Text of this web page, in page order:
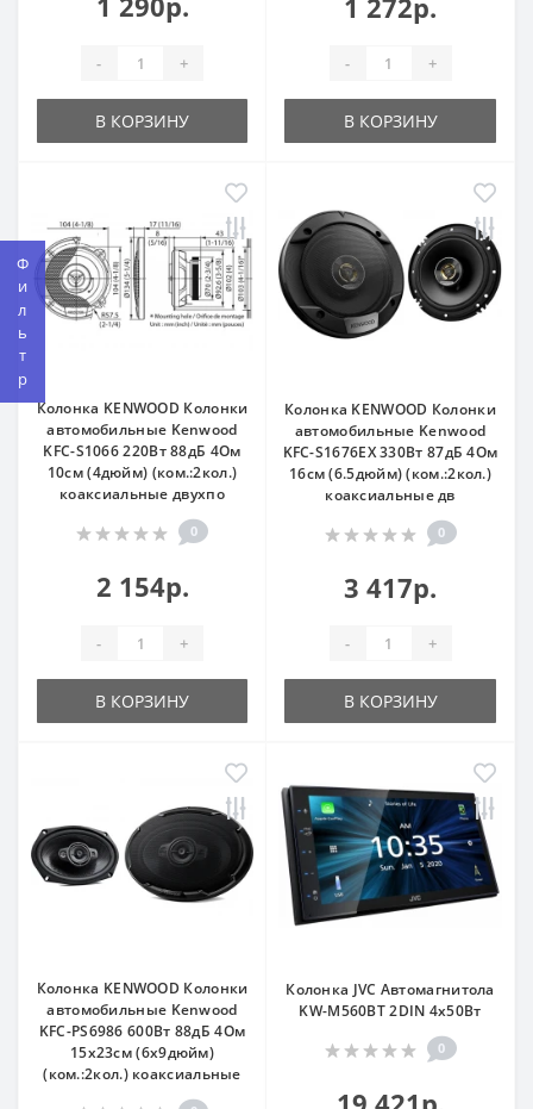
Фильтр
- +
В КОРЗИНУ
1 272р.
- +
В КОРЗИНУ
Колонка KENWOOD Колонки
автомобильные Kenwood
KFC-S1066 220Вт 88дБ 4Ом
10см (4дюйм) (ком.:2кол.)
коаксиальные двухпо
0
2 154р.
- +
В КОРЗИНУ
Колонка KENWOOD Колонки
автомобильные Kenwood
KFC-S1676EX 330Вт 87дБ 4Ом
16см (6.5дюйм) (ком.:2кол.)
коаксиальные дв
0
3 417р.
- +
В КОРЗИНУ
Колонка KENWOOD Колонки
автомобильные Kenwood
KFC-PS6986 600Вт 88дБ 4Ом
15x23см (6x9дюйм)
(ком.:2кол.) коаксиальные
Колонка JVC Автомагнитола
KW-M560BT 2DIN 4x50Вт
0